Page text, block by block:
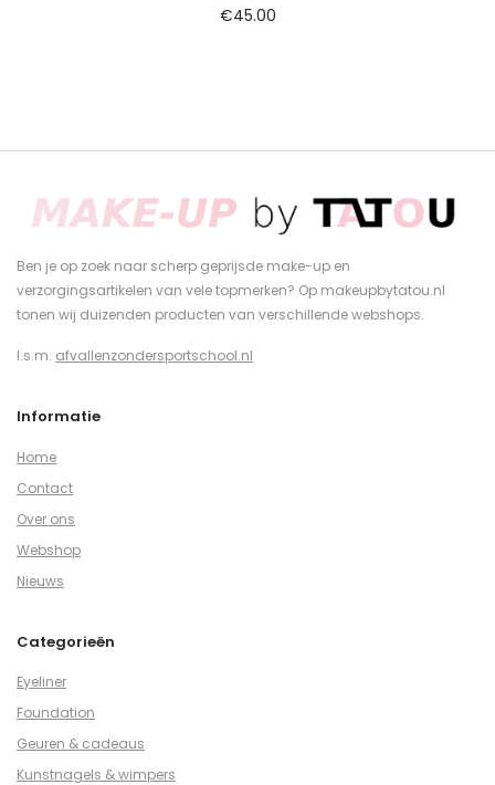
€45.00
Ben je op zoek naar scherp geprijsde make-up en
verzorgingsartikelen van vele topmerken? Op makeupbytatou.nl
tonen wij duizenden producten van verschillende webshops.
I.s.m. afvallenzondersportschool.nl
Informatie
Home
Contact
Over ons
Webshop
Nieuws
Categorieën
Eyeliner
Foundation
Geuren & cadeaus
Kunstnagels & wimpers